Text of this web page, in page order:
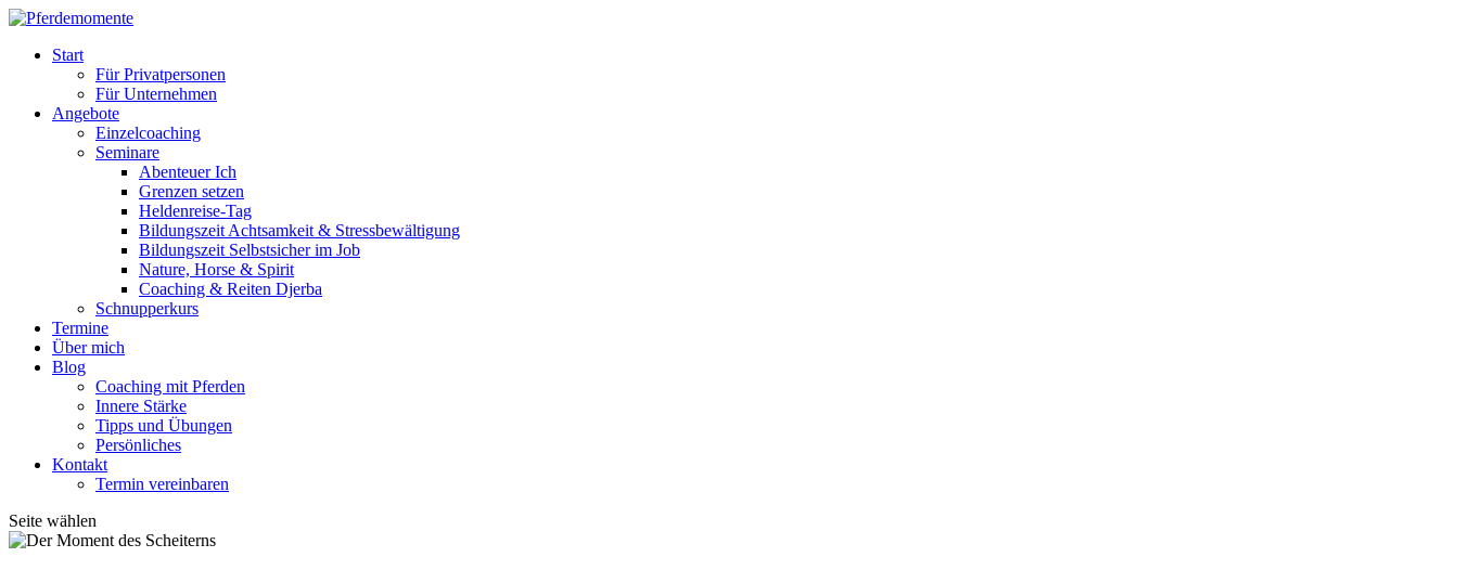
Start
Für Privatpersonen
Für Unternehmen
Angebote
Einzelcoaching
Seminare
Abenteuer Ich
Grenzen setzen
Heldenreise-Tag
Bildungszeit Achtsamkeit & Stressbewältigung
Bildungszeit Selbstsicher im Job
Nature, Horse & Spirit
Coaching & Reiten Djerba
Schnupperkurs
Termine
Über mich
Blog
Coaching mit Pferden
Innere Stärke
Tipps und Übungen
Persönliches
Kontakt
Termin vereinbaren
Seite wählen